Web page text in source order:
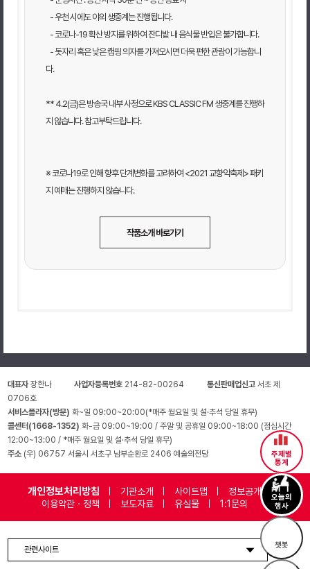
- 우천 시에도 야외 생중계는 진행됩니다.
- 코로나-19 확산 방지를 위하여 잔디밭 내 음식물 반입은 불가합니다.
- 돗자리 혹은 낮은 캠핑 의자를 가져오시면 더욱 편한 관람이 가능합니
다.
** 4.2(금)은 방송국 내부 사정으로 KBS CLASSIC FM 생중계를 진행하
지 않습니다. 참고부탁드립니다.
※ 코로나19로 인해 향후 단계변화를 고려하여 <2021 교향악축제> 패키
지 예매는 진행하지 않습니다.
작품소개 바로가기
주제별
통계
오늘의
행사
챗봇
대표자장한나 사업자등록번호 214-82-00264 통신판매업신고서초 제
0706호
서비스플라자(방문)화~일 09:00~20:00(*매주 월요일 및 설·추석 당일 휴무)
콜센터(1668-1352)화-금 09:00~19:00 / 주말 및 공휴일 09:00~18:00 (점심시간
12:00~13:00 / *매주 월요일 및 설·추석 당일 휴무)
주소 (우) 06757 서울시 서초구 남부순환로 2406 예술의전당
개인정보처리방침 기관소개 사이트맵
정보공개
이용약관 · 정책
보도자료 유실물 1:1문의
관련사이트